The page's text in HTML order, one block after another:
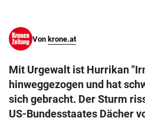
Von krone.at
Mit Urgewalt ist Hurrikan
hinweggezogen und hat
sich gebracht. Der Sturm
US-Bundesstaates Dächer